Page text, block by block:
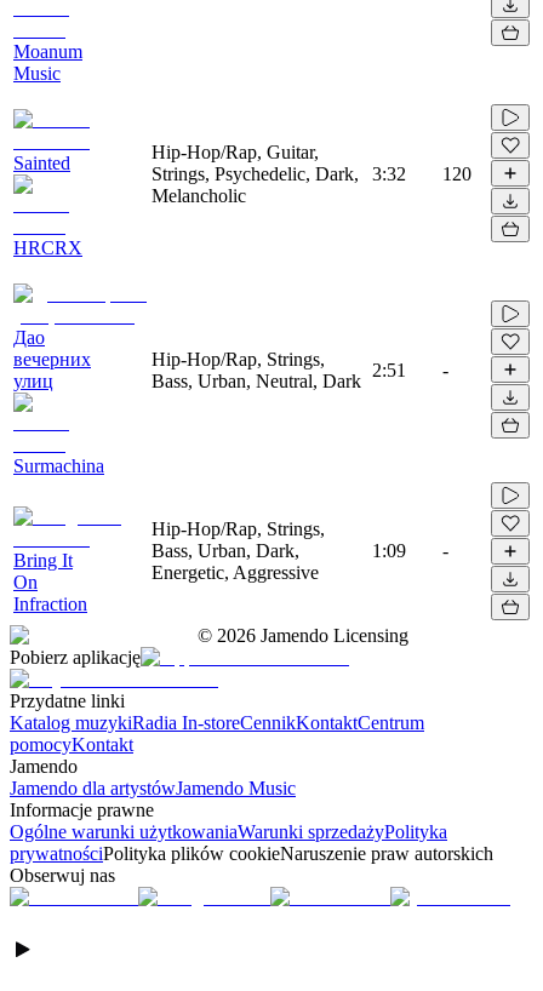
Moanum
Music
Sainted
HRCRX
Hip-Hop/Rap, Guitar,
Strings, Psychedelic, Dark,
Melancholic
3:32 120
Дао
вечерних
улиц
Surmachina
Hip-Hop/Rap, Strings,
Bass, Urban, Neutral, Dark
2:51 -
Bring It
On
Infraction
Hip-Hop/Rap, Strings,
Bass, Urban, Dark,
Energetic, Aggressive
1:09 -
© 2026 Jamendo Licensing
Pobierz aplikację
Przydatne linki
Katalog muzykiRadia In-storeCennikKontaktCentrum
pomocyKontakt
Jamendo
Jamendo dla artystówJamendo Music
Informacje prawne
Ogólne warunki użytkowaniaWarunki sprzedażyPolityka
prywatnościPolityka plików cookieNaruszenie praw autorskich
Obserwuj nas